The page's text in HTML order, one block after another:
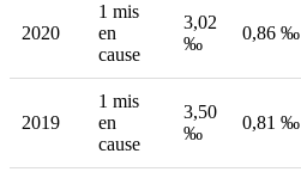
2020
1 mis
en
cause
3,02
‰
0,86 ‰
2019
1 mis
en
cause
3,50
‰
0,81 ‰